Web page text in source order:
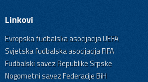
Linkovi
Evropska fudbalska asocijacija UEFA
Svjetska fudbalska asocijacija FIFA
Fudbalski savez Republike Srpske
Nogometni savez Federacije BiH